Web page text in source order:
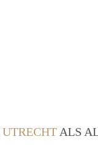
UTRECHT ALS